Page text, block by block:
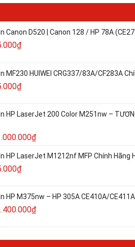
Canon D520 | Canon 128 / HP 78A
₫
MF230 HUIWEI CRG337/83A/CF283A
₫
HP LaserJet 200 Color M251nw –
₫
HP LaserJet M1212nf MFP Chính
₫
HP M375nw – HP 305A CE410A/
₫